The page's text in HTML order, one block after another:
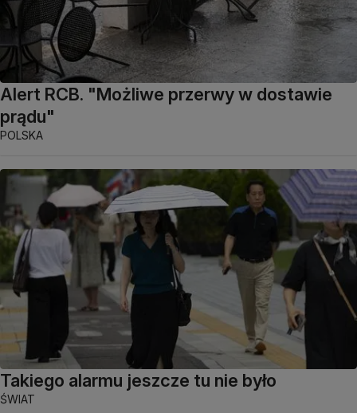
Alert RCB. "Możliwe przerwy w dostawie
prądu"
POLSKA
Takiego alarmu jeszcze tu nie było
ŚWIAT